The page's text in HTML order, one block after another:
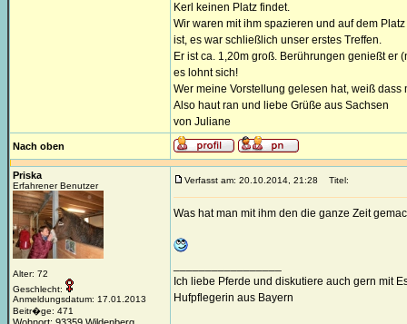
Kerl keinen Platz findet.
Wir waren mit ihm spazieren und auf dem
ist, es war schließlich unser erstes Treffen.
Er ist ca. 1,20m groß. Berührungen genießt er
es lohnt sich!
Wer meine Vorstellung gelesen hat, weiß
Also haut ran und liebe Grüße aus Sachsen
von Juliane
Nach oben
Priska
Erfahrener Benutzer
Alter: 72
Geschlecht:
Anmeldungsdatum: 17.01.2013
Beitr�ge: 471
Verfasst am: 20.10.2014, 21:28 Titel:
Was hat man mit ihm den die ganze Zeit
Ich liebe Pferde und diskutiere auch gern mit
Hufpflegerin aus Bayern